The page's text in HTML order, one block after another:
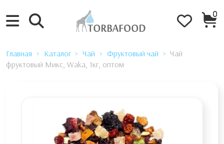
0
Главная Каталог Чай Фруктовый чай
Чай
фруктовый Микс, Waka, 1кг, оптом